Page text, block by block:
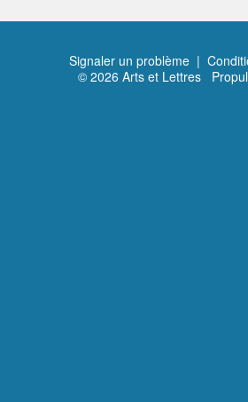
Signaler un problème |
© 2026 Arts et Lettres